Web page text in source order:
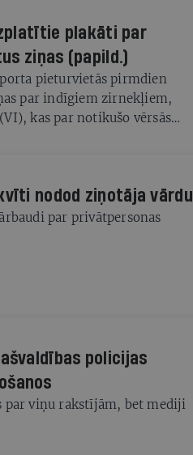
konfliktus, un pielieto 21.
mediāciju. Nepieciešams
bet arī iesaisti policijas
plakāti par
ziņas (papild.)
pieturvietās pirmdien
par indīgiem zirnekļiem,
kas par notikušo vērsās
nodod ziņotāja vārdu
par privātpersonas
policijas
par viņu rakstījām, bet mediji